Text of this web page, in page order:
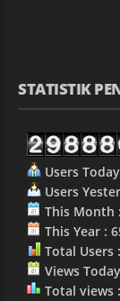
STATISTIK
Users
Users
This Month
This Year :
Total Users
Views
Total views